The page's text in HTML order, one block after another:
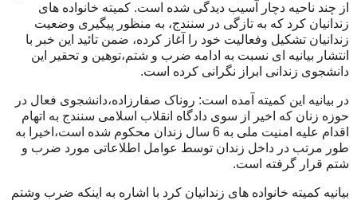
از چند ناحیه دچار آسیب دیدگی شده است. کمیته خانواده های
زندانیان کرد که به تازگی در سنندج، به منظور پیگیری وضعیت
زندانیان تشکیل وفعالیت خود را آغاز کرده، ضمن تائید این خبر با
انتشار بیانیه ای نسبت به ادامه ضرب و شتم،توهین و تحقیر این
دانشجوی زندانی ابراز نگرانی کرده است.
در بیانیه این کمیته آمده است: روناک صفارزاده،دانشجوی فعال در
حوزه زنان که اخیر از سوی دادگاه انقلاب اسلامی سنندج به اتهام
اقدام علیه امنیت ملی به 6 سال زندان محکوم شده است،اخیرا به
طور مرتب در داخل زندان توسط عوامل اطلاعاتی مورد ضرب و
شتم قرار گرفته است.
بیانیه کمیته خانواده های زندانیان کرد با اشاره به اینکه ضرب وشتم